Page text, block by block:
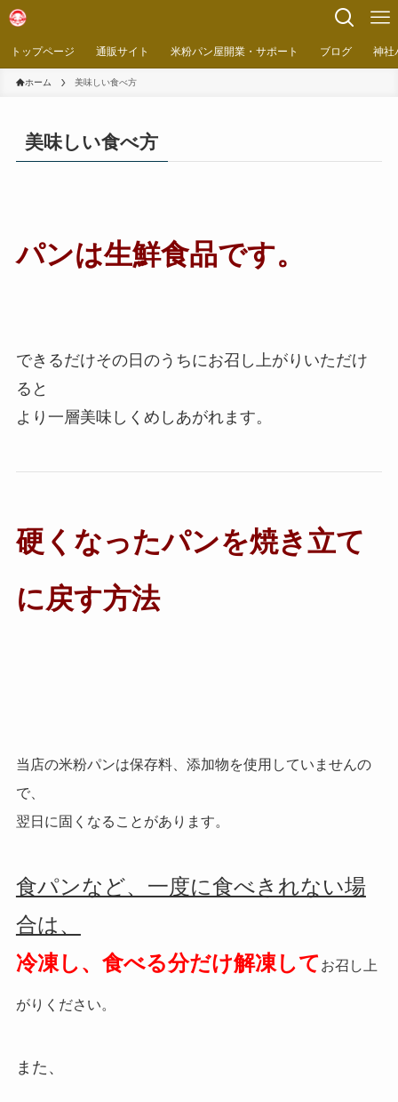
トップページ 通販サイト 米粉パン屋開業・サポート ブログ 神社
ホーム 美味しい食べ方
美味しい食べ方
パンは生鮮食品です。
できるだけその日のうちにお召し上がりいただけ
ると
より一層美味しくめしあがれます。
硬くなったパンを焼き立て
に戻す方法
当店の米粉パンは保存料、添加物を使用していませんの
で、
翌日に固くなることがあります。
食パンなど、一度に食べきれない場
合は、
冷凍し、食べる分だけ解凍して お召し上
がりください。
また、